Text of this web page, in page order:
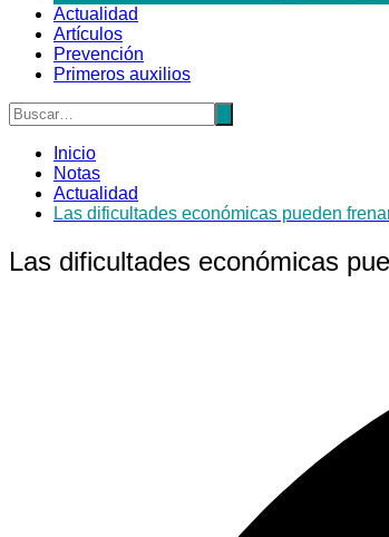
Actualidad
Artículos
Prevención
Primeros auxilios
Inicio
Notas
Actualidad
Las dificultades económicas pueden
Las dificultades económicas